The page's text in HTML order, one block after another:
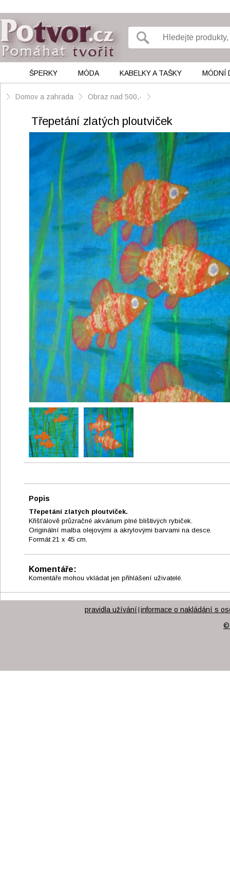
ŠPERKY MÓDA KABELKY A TAŠKY MÓDNÍ
Domov a zahrada Obraz nad 500,-
Třepetání zlatých ploutviček
Popis
Třepetání zlatých ploutviček.
Křišťálově průzračné akvárium plné blištivých rybiček.
Originální malba olejovými a akrylovými barvami na desce.
Formát 21 x 45 cm.
Komentáře:
Komentáře mohou vkládat jen přihlášení uživatelé.
pravidla užívání informace o nakládání s
©